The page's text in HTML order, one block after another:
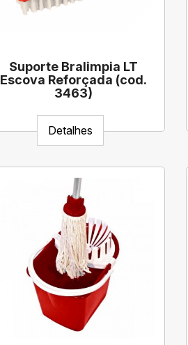
Suporte Bralimpia LT
Escova Reforçada (cod.
3463)
Detalhes